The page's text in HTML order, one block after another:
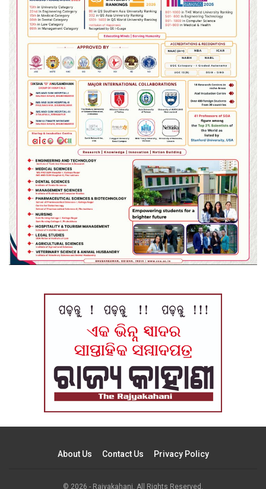
About Us Contact Us Privacy Policy
© 2026 - Rajyakahani. All Rights Reserved.